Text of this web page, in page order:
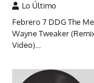
Lo Último
Febrero 7 DDG The
Wayne Tweaker
Video)…